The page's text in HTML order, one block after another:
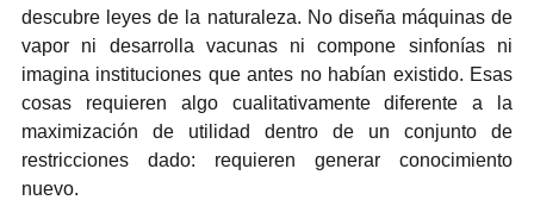
descubre leyes de la naturaleza. No diseña máquinas de
vapor ni desarrolla vacunas ni compone sinfonías ni
imagina instituciones que antes no habían existido. Esas
cosas requieren algo cualitativamente diferente a la
maximización de utilidad dentro de un conjunto de
restricciones dado: requieren generar conocimiento
nuevo.